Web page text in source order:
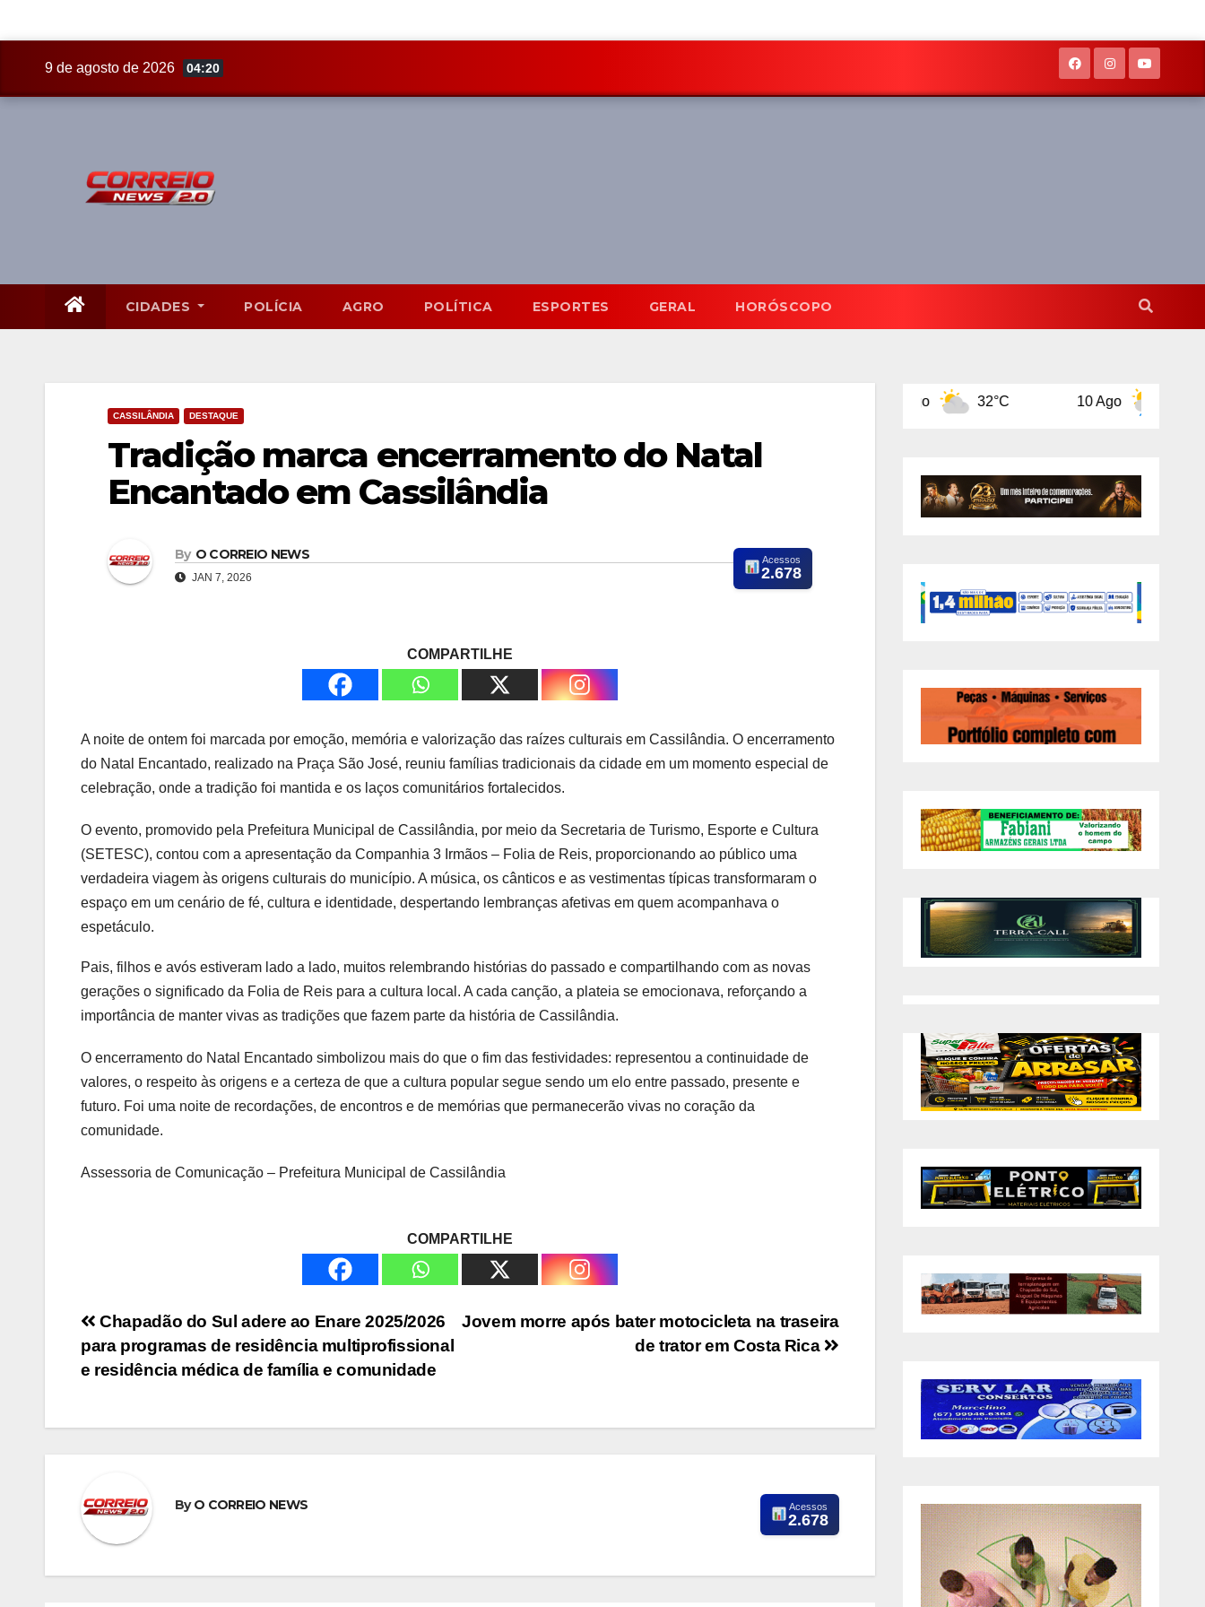
9 de agosto de 2026 04:20
CIDADES POLÍCIA AGRO POLÍTICA ESPORTES GERAL HORÓSCOPO
CASSILÂNDIA DESTAQUE
Tradição marca encerramento do Natal
Encantado em Cassilândia
By O CORREIO NEWS
JAN 7, 2026
Acessos
2.678
COMPARTILHE
A noite de ontem foi marcada por emoção, memória e valorização das raízes culturais em Cassilândia. O encerramento
do Natal Encantado, realizado na Praça São José, reuniu famílias tradicionais da cidade em um momento especial de
celebração, onde a tradição foi mantida e os laços comunitários fortalecidos.
O evento, promovido pela Prefeitura Municipal de Cassilândia, por meio da Secretaria de Turismo, Esporte e Cultura
(SETESC), contou com a apresentação da Companhia 3 Irmãos – Folia de Reis, proporcionando ao público uma
verdadeira viagem às origens culturais do município. A música, os cânticos e as vestimentas típicas transformaram o
espaço em um cenário de fé, cultura e identidade, despertando lembranças afetivas em quem acompanhava o
espetáculo.
Pais, filhos e avós estiveram lado a lado, muitos relembrando histórias do passado e compartilhando com as novas
gerações o significado da Folia de Reis para a cultura local. A cada canção, a plateia se emocionava, reforçando a
importância de manter vivas as tradições que fazem parte da história de Cassilândia.
O encerramento do Natal Encantado simbolizou mais do que o fim das festividades: representou a continuidade de
valores, o respeito às origens e a certeza de que a cultura popular segue sendo um elo entre passado, presente e
futuro. Foi uma noite de recordações, de encontros e de memórias que permanecerão vivas no coração da
comunidade.
Assessoria de Comunicação – Prefeitura Municipal de Cassilândia
COMPARTILHE
Navegação
de
Jovem morre após bater motocicleta na traseira
de trator em Costa Rica
Chapadão do Sul adere ao Enare 2025/2026
para programas de residência multiprofissional
e residência médica de família e comunidade
ByO CORREIO NEWS Acessos
2.678
32°C 32°C